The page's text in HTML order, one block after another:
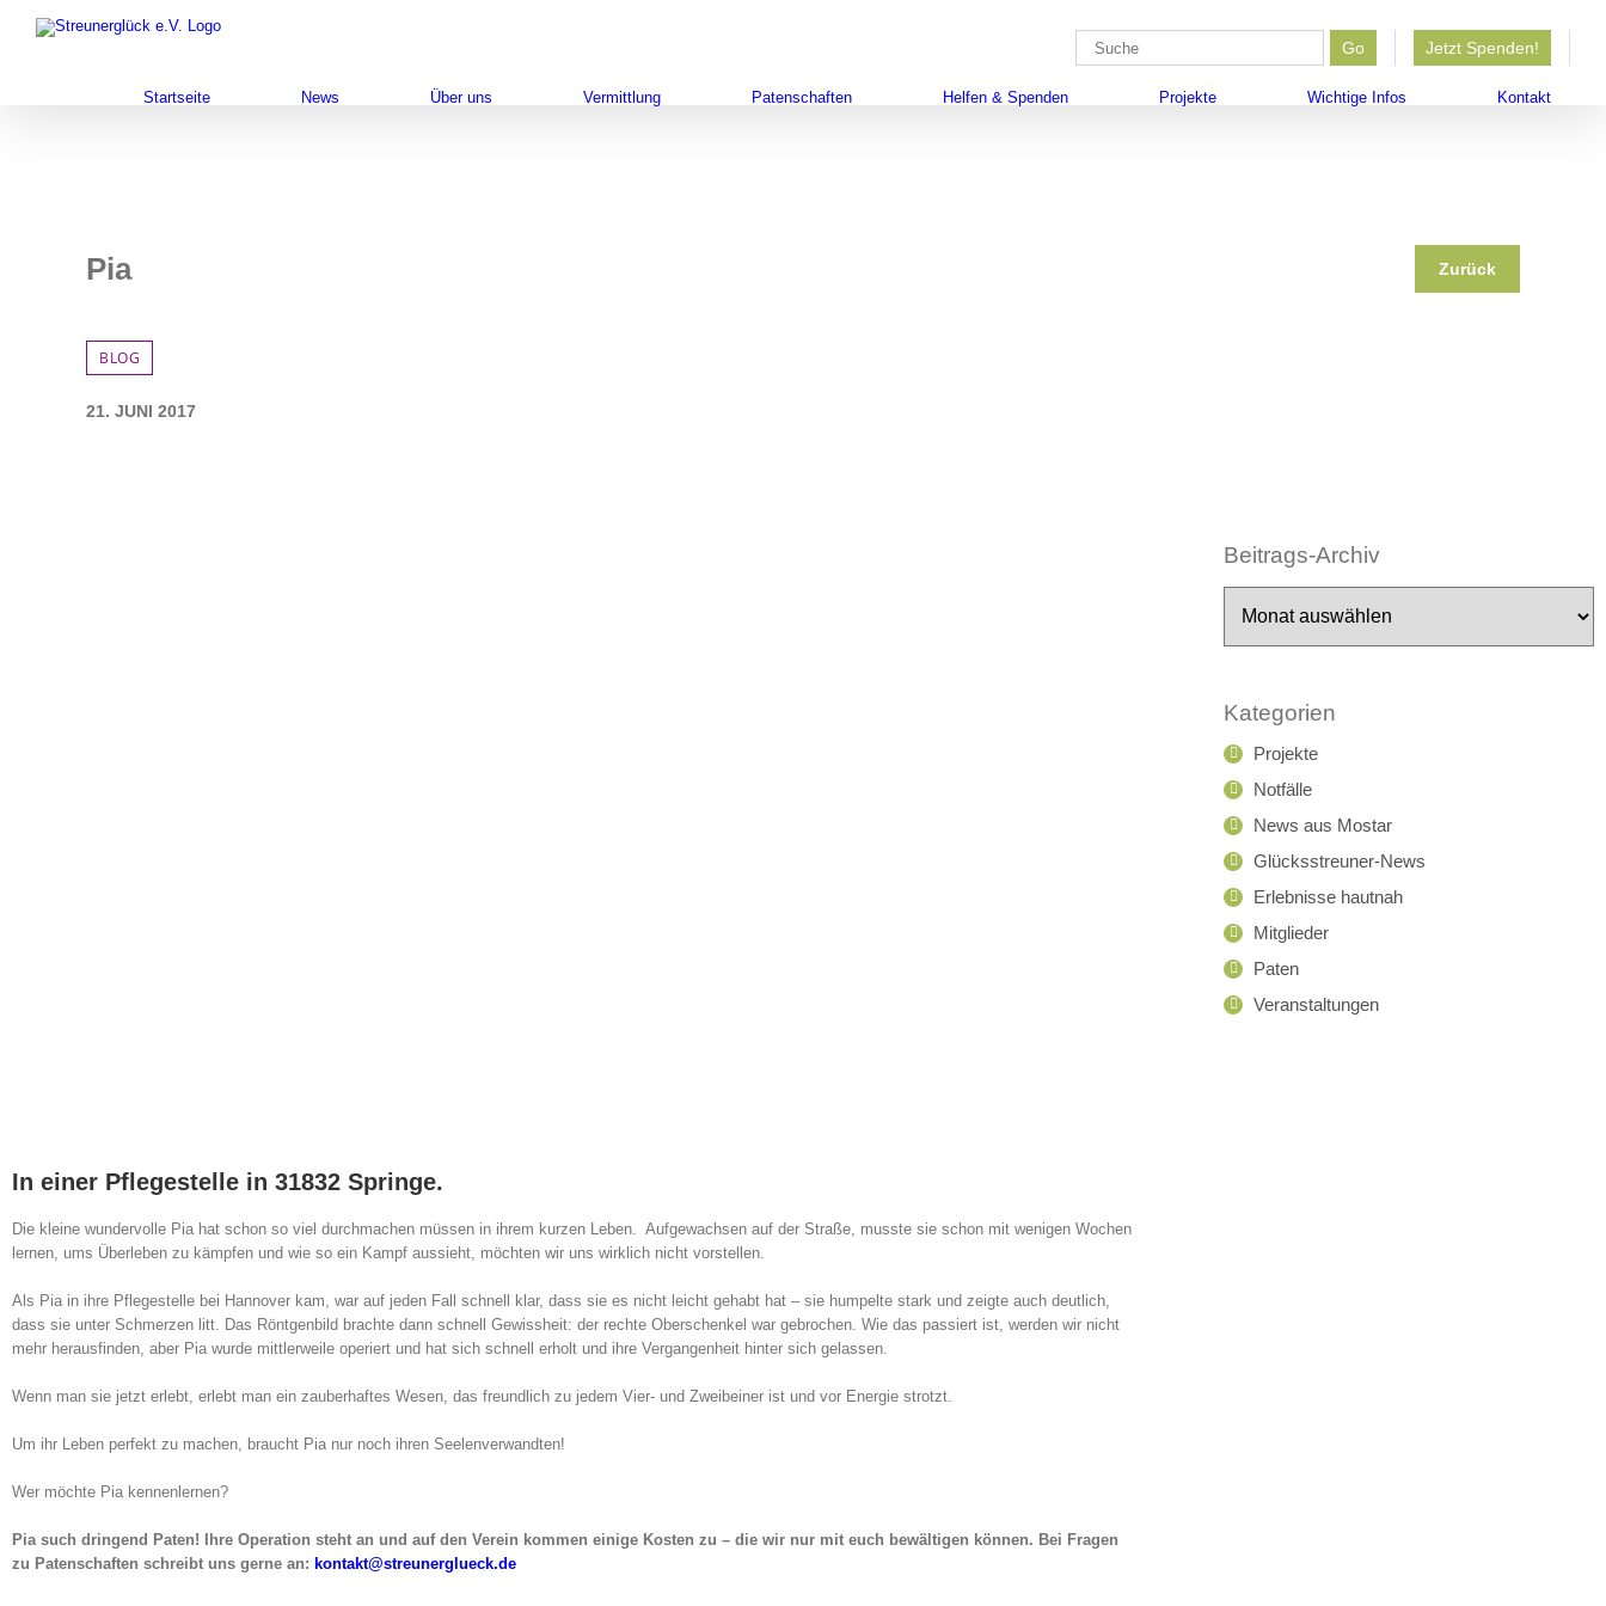
Inhalt
Go Jetzt Spenden!
Startseite News Über uns Vermittlung Patenschaften Helfen & Spenden Projekte Wichtige Infos Kontakt
Pia Zurück
BLOG
21. JUNI 2017
In einer Pflegestelle in 31832 Springe.
Die kleine wundervolle Pia hat schon so viel durchmachen müssen in ihrem kurzen Leben. Aufgewachsen auf der Straße, musste sie schon mit wenigen Wochen
lernen, ums Überleben zu kämpfen und wie so ein Kampf aussieht, möchten wir uns wirklich nicht vorstellen.
Als Pia in ihre Pflegestelle bei Hannover kam, war auf jeden Fall schnell klar, dass sie es nicht leicht gehabt hat – sie humpelte stark und zeigte auch deutlich,
dass sie unter Schmerzen litt. Das Röntgenbild brachte dann schnell Gewissheit: der rechte Oberschenkel war gebrochen. Wie das passiert ist, werden wir nicht
mehr herausfinden, aber Pia wurde mittlerweile operiert und hat sich schnell erholt und ihre Vergangenheit hinter sich gelassen.
Wenn man sie jetzt erlebt, erlebt man ein zauberhaftes Wesen, das freundlich zu jedem Vier- und Zweibeiner ist und vor Energie strotzt.
Um ihr Leben perfekt zu machen, braucht Pia nur noch ihren Seelenverwandten!
Wer möchte Pia kennenlernen?
Pia such dringend Paten! Ihre Operation steht an und auf den Verein kommen einige Kosten zu – die wir nur mit euch bewältigen können. Bei Fragen
zu Patenschaften schreibt uns gerne an: kontakt@streunerglueck.de
Beitrags-Archiv
Archiv
Kategorien
Projekte
Notfälle
News aus Mostar
Glücksstreuner-News
Erlebnisse hautnah
Mitglieder
Paten
Veranstaltungen